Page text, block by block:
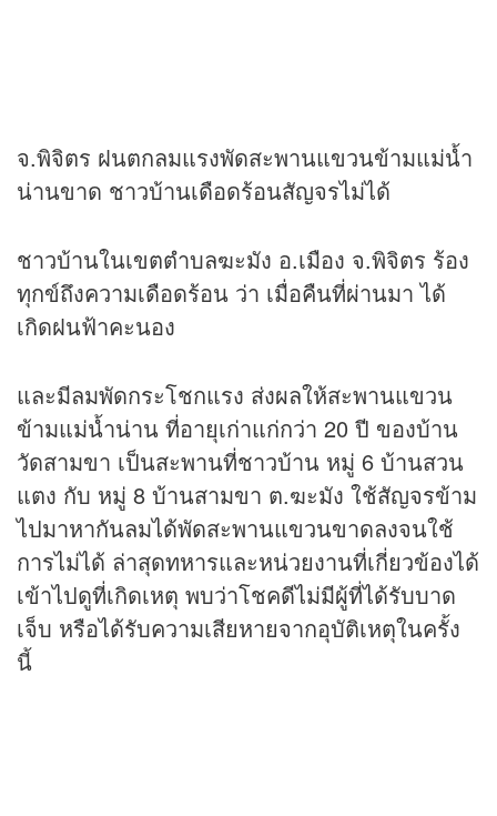
จ.พิจิตร ฝนตกลมแรงพัดสะพานแขวนข้ามแม่น้ำ
น่านขาด ชาวบ้านเดือดร้อนสัญจรไม่ได้
ชาวบ้านในเขตตำบลฆะมัง อ.เมือง จ.พิจิตร ร้อง
ทุกข์ถึงความเดือดร้อน ว่า เมื่อคืนที่ผ่านมา ได้
เกิดฝนฟ้าคะนอง
และมีลมพัดกระโชกแรง ส่งผลให้สะพานแขวน
ข้ามแม่น้ำน่าน ที่อายุเก่าแก่กว่า 20 ปี ของบ้าน
วัดสามขา เป็นสะพานที่ชาวบ้าน หมู่ 6 บ้านสวน
แตง กับ หมู่ 8 บ้านสามขา ต.ฆะมัง ใช้สัญจรข้าม
ไปมาหากันลมได้พัดสะพานแขวนขาดลงจนใช้
การไม่ได้ ล่าสุดทหารและหน่วยงานที่เกี่ยวข้องได้
เข้าไปดูที่เกิดเหตุ พบว่าโชคดีไม่มีผู้ที่ได้รับบาด
เจ็บ หรือได้รับความเสียหายจากอุบัติเหตุในครั้ง
นี้